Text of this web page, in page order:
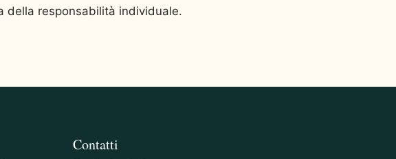
della responsabilità individuale.
Contatti